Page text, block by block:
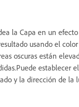
la Capa en un
usando el
oscuras están
establecer
y la dirección de la